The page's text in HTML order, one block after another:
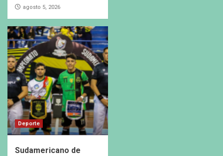
agosto 5, 2026
Deporte
Sudamericano de